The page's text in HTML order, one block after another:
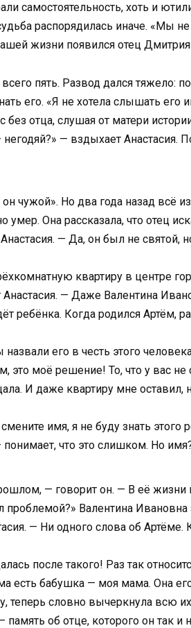
самостоятельность, хоть и
распорядилась иначе. «Мы
жизни появился отец
пять. Развод дался тяжело:
его. «Я не хотела слышать его
отца, слушая от матери
— вздыхает Анастасия.
чужой». Но два года назад всё
Она рассказала, что отец
— Да, он был не святой,
квартиру в центре
— Даже Валентина
ребёнка. Когда родился Артём,
его в честь этого
это моё решение! То, что у вас
И даже квартиру мне оставил,
имя, я не буду знать этого
что это слишком. Но
— говорит он. — В её
Валентина Ивановна
— Ни одного слова об Артёме.
после такого! Раз так
есть бабушка — моя мама. Она
теперь словно вычеркнула всю
об отце, которого он так и